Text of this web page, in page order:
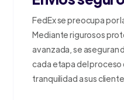
FedEx se preocupa por
Mediante rigurosos
avanzada, se aseguran
cada etapa del
tranquilidad a sus